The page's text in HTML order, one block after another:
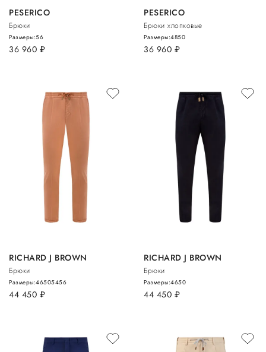
PESERICO
Брюки
36 960 руб.
Размеры:56
PESERICO
Брюки хлопковые
36 960 руб.
Размеры:4850
RICHARD J BROWN
Брюки
44 450 руб.
Размеры:46505456
RICHARD J BROWN
Брюки
44 450 руб.
Размеры:4650